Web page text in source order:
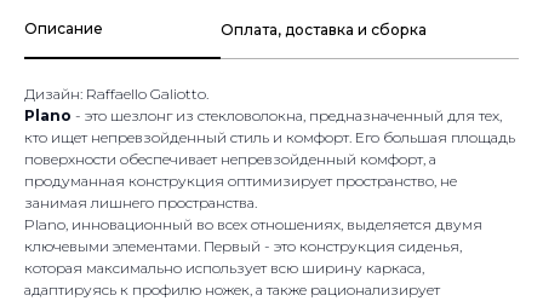
Описание Оплата, доставка и сборка
Дизайн: Raffaello Galiotto.
Plano - это шезлонг из стекловолокна, предназначенный для тех,
кто ищет непревзойденный стиль и комфорт. Его большая площадь
поверхности обеспечивает непревзойденный комфорт, а
продуманная конструкция оптимизирует пространство, не
занимая лишнего пространства.
Plano, инновационный во всех отношениях, выделяется двумя
ключевыми элементами. Первый - это конструкция сиденья,
которая максимально использует всю ширину каркаса,
адаптируясь к профилю ножек, а также рационализирует